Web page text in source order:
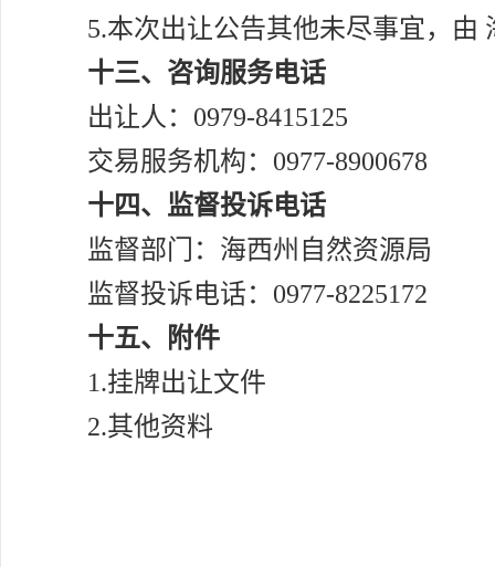
5.本次出让公告其他未尽事宜，由
十三、咨询服务电话
出让人：0979-8415125
交易服务机构：0977-8900678
十四、监督投诉电话
监督部门：海西州自然资源局
监督投诉电话：0977-8225172
十五、附件
1.挂牌出让文件
2.其他资料